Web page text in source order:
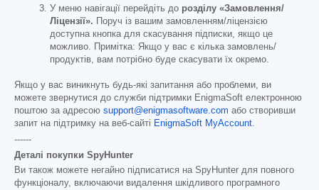
У меню навігації перейдіть до розділу «Замовлення/
Ліцензії». Поруч із вашим замовленням/ліцензією
доступна кнопка для скасування підписки, якщо це
можливо. Примітка: Якщо у вас є кілька замовлень/
продуктів, вам потрібно буде скасувати їх окремо.
Якщо у вас виникнуть будь-які запитання або проблеми, ви
можете звернутися до служби підтримки EnigmaSoft електронною
поштою за адресою support@enigmasoftware.com або створивши
запит на підтримку на веб-сайті EnigmaSoft MyAccount.
------
Деталі покупки SpyHunter
Ви також можете негайно підписатися на SpyHunter для повного
функціоналу, включаючи видалення шкідливого програмного